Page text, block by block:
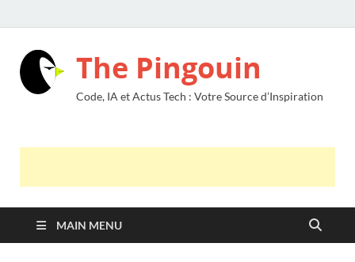
The Pingouin
Code, IA et Actus Tech : Votre Source d’Inspiration
MAIN MENU